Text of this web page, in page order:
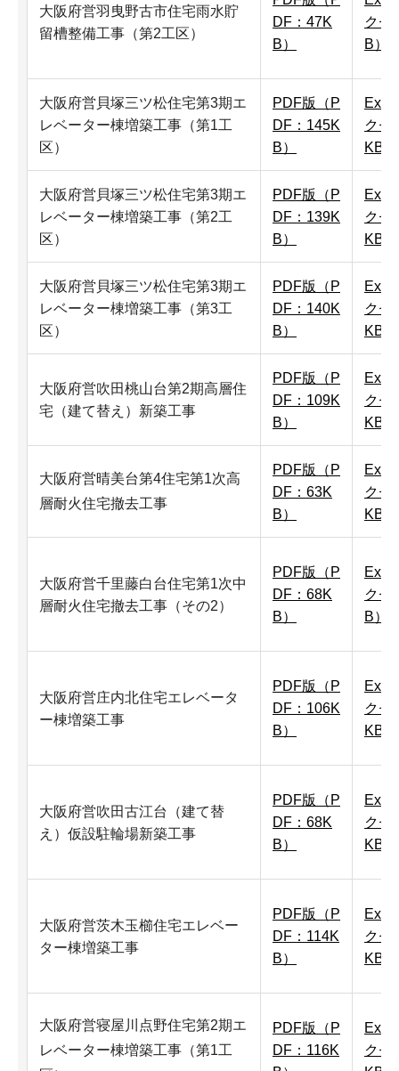
大阪府営羽曳野古市住宅雨水貯
留槽整備工事（第2工区）
DF：47K
B）
クセ
B）
大阪府営貝塚三ツ松住宅第3期エ
レベーター棟増築工事（第1工
区）
PDF版（P
DF：145K
B）
クセ
KB）
大阪府営貝塚三ツ松住宅第3期エ
レベーター棟増築工事（第2工
区）
PDF版（P
DF：139K
B）
クセ
KB）
大阪府営貝塚三ツ松住宅第3期エ
レベーター棟増築工事（第3工
区）
PDF版（P
DF：140K
B）
クセ
KB）
大阪府営吹田桃山台第2期高層住
宅（建て替え）新築工事
PDF版（P
DF：109K
B）
クセ
KB）
大阪府営晴美台第4住宅第1次高
層耐火住宅撤去工事
PDF版（P
DF：63K
B）
クセ
KB）
大阪府営千里藤白台住宅第1次中
層耐火住宅撤去工事（その2）
PDF版（P
DF：68K
B）
クセ
B）
大阪府営庄内北住宅エレベータ
ー棟増築工事
PDF版（P
DF：106K
B）
クセ
KB）
大阪府営吹田古江台（建て替
え）仮設駐輪場新築工事
PDF版（P
DF：68K
B）
クセ
KB）
大阪府営茨木玉櫛住宅エレベー
ター棟増築工事
PDF版（P
DF：114K
B）
クセ
KB）
大阪府営寝屋川点野住宅第2期エ
レベーター棟増築工事（第1工
PDF版（P
DF：116K
クセ